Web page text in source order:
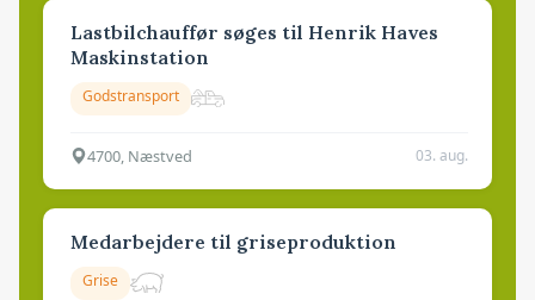
Lastbilchauffør søges til Henrik Haves
Maskinstation
Godstransport
4700, Næstved 03. aug.
Medarbejdere til griseproduktion
Grise